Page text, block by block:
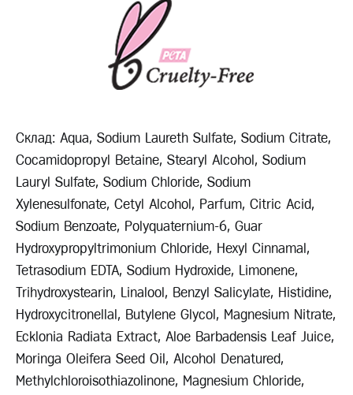
Склад: Aqua, Sodium Laureth Sulfate, Sodium Citrate,
Cocamidopropyl Betaine, Stearyl Alcohol, Sodium
Lauryl Sulfate, Sodium Chloride, Sodium
Xylenesulfonate, Cetyl Alcohol, Parfum, Citric Acid,
Sodium Benzoate, Polyquaternium-6, Guar
Hydroxypropyltrimonium Chloride, Hexyl Cinnamal,
Tetrasodium EDTA, Sodium Hydroxide, Limonene,
Trihydroxystearin, Linalool, Benzyl Salicylate, Histidine,
Hydroxycitronellal, Butylene Glycol, Magnesium Nitrate,
Ecklonia Radiata Extract, Aloe Barbadensis Leaf Juice,
Moringa Oleifera Seed Oil, Alcohol Denatured,
Methylchloroisothiazolinone, Magnesium Chloride,